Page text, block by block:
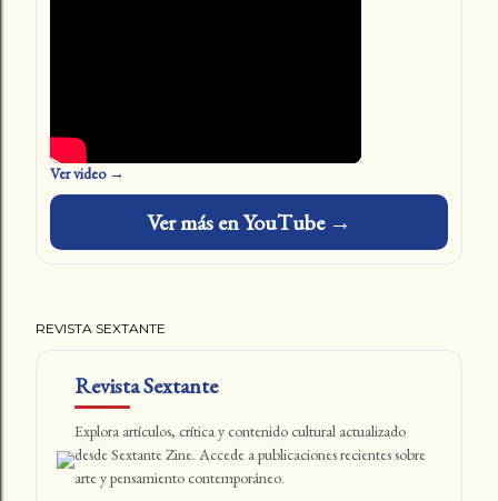
Ver video →
Ver más en YouTube →
REVISTA SEXTANTE
Revista Sextante
Explora artículos, crítica y contenido cultural actualizado
desde Sextante Zine. Accede a publicaciones recientes sobre
arte y pensamiento contemporáneo.